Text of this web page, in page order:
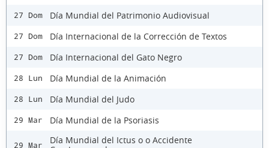
27 Dom Día Mundial del Patrimonio Audiovisual
27 Dom Día Internacional de la Corrección de Textos
27 Dom Día Internacional del Gato Negro
28 Lun Día Mundial de la Animación
28 Lun Día Mundial del Judo
29 Mar Día Mundial de la Psoriasis
29 Mar
Día Mundial del Ictus o o Accidente